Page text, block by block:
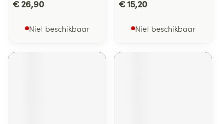
€ 26,90
Niet beschikbaar
€ 15,20
Niet beschikbaar